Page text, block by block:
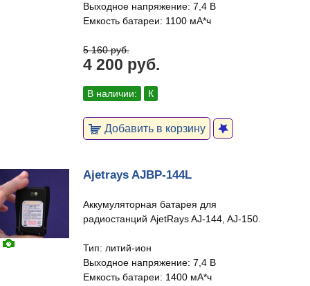
Выходное напряжение: 7,4 В
Емкость батареи: 1100 мА*ч
5 160 руб.
4 200 руб.
В наличии: К
Добавить в корзину
Ajetrays AJBP-144L
Аккумуляторная батарея для
радиостанций AjetRays AJ-144, AJ-150.
Тип: литий-ион
Выходное напряжение: 7,4 В
Емкость батареи: 1400 мА*ч